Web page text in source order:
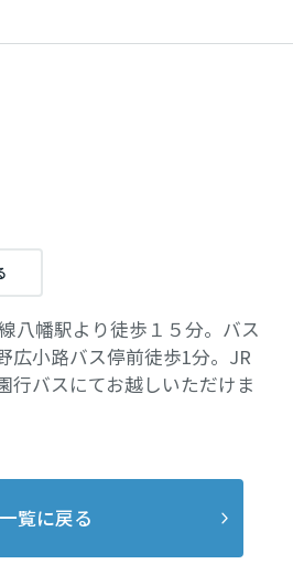
八幡駅より徒歩１５分。バス
広小路バス停前徒歩1分。JR
行バスにてお越しいただけま
一覧に戻る